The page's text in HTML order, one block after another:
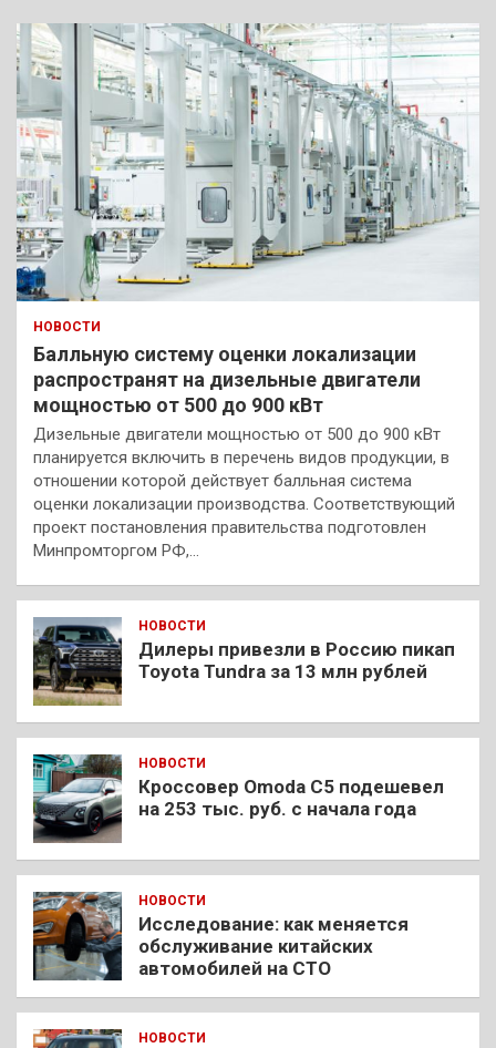
НОВОСТИ
Балльную систему оценки локализации
распространят на дизельные двигатели
мощностью от 500 до 900 кВт
Дизельные двигатели мощностью от 500 до 900 кВт
планируется включить в перечень видов продукции, в
отношении которой действует балльная система
оценки локализации производства. Соответствующий
проект постановления правительства подготовлен
Минпромторгом РФ,…
НОВОСТИ
Дилеры привезли в Россию пикап
Toyota Tundra за 13 млн рублей
НОВОСТИ
Кроссовер Omoda C5 подешевел
на 253 тыс. руб. с начала года
НОВОСТИ
Исследование: как меняется
обслуживание китайских
автомобилей на СТО
НОВОСТИ